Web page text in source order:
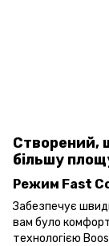
Створений,
більшу
Режим Fast
Забезпечує
вам було
технологією